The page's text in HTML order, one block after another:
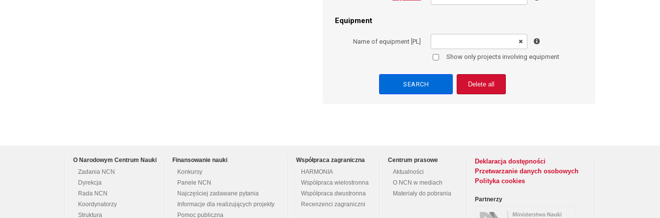
Equipment
Name of equipment [PL]
Show only projects involving equipment
Delete all
O Narodowym Centrum Nauki
Zadania NCN
Dyrekcja
Rada NCN
Koordynatorzy
Struktura
Finansowanie nauki
Konkursy
Panele NCN
Najczęściej zadawane pytania
Informacje dla realizujących projekty
Pomoc publiczna
Współpraca zagraniczna
HARMONIA
Współpraca wielostronna
Współpraca dwustronna
Recenzenci zagraniczni
Centrum prasowe
Aktualności
O NCN w mediach
Materiały do pobrania
Deklaracja dostępności
Przetwarzanie danych osobowych
Polityka cookies
Partnerzy